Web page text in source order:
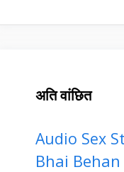
अति वांछित
Audio Sex
Bhai